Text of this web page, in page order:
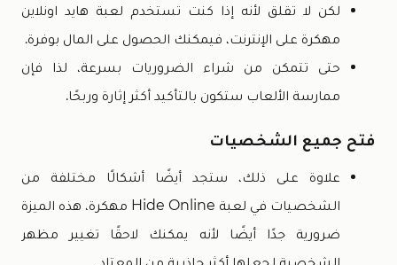
لكن لا تقلق لأنه إذا كنت تستخدم لعبة هايد اونلاين
مهكرة على الإنترنت، فيمكنك الحصول على المال بوفرة.
حتى تتمكن من شراء الضروريات بسرعة، لذا فإن
ممارسة الألعاب ستكون بالتأكيد أكثر إثارة وربحًا.
فتح جميع الشخصيات
علاوة على ذلك، ستجد أيضًا أشكالًا مختلفة من
الشخصيات في لعبة Hide Online مهكرة، هذه الميزة
ضرورية جدًا أيضًا لأنه يمكنك لاحقًا تغيير مظهر